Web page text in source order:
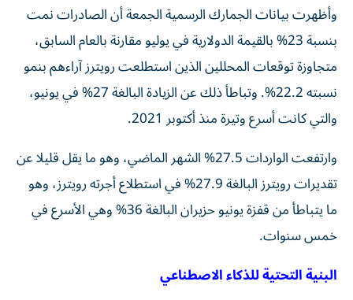
وأظهرت بيانات الجمارك الرسمية الجمعة أن الصادرات نمت
بنسبة 23% بالقيمة الدولارية في يوليو مقارنة بالعام السابق،
متجاوزة توقعات المحللين الذين استطلعت رويترز آراءهم بنمو
نسبته 22.2%. وتباطأ ذلك عن الزيادة البالغة 27% في يونيو،
والتي كانت أسرع وتيرة منذ أكتوبر 2021.
وارتفعت الواردات 27.5% الشهر الماضي، وهو ما يقل قليلا عن
تقديرات رويترز البالغة 27.9% في استطلاع أجرته رويترز، وهو
ما يتباطأ من قفزة يونيو حزيران البالغة 36% وهي الأسرع في
خمس سنوات.
البنية التحتية للذكاء الاصطناعي